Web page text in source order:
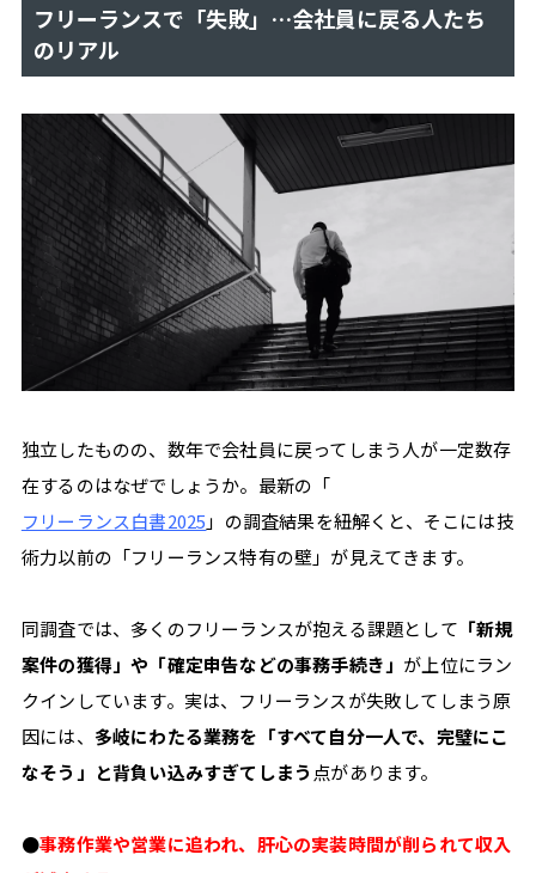
リ
ア
ッ
ズ
OTHERS
#
収
入
#
タ
ビ
ー
#
ラ
ス
フリーランスで「失敗」…会社員に戻る人たち
のリアル
独立したものの、数年で会社員に戻ってしまう人が一定数存
在するのはなぜでしょうか。最新の「
フリーランス白書2025 」の調査結果を紐解くと、そこには技
術力以前の「フリーランス特有の壁」が見えてきます。
同調査では、多くのフリーランスが抱える課題として 「新規
案件の獲得」や「確定申告などの事務手続き」 が上位にラン
クインしています。実は、フリーランスが失敗してしまう原
因には、 多岐にわたる業務を「すべて自分一人で、完璧にこ
なそう」と背負い込みすぎてしまう 点があります。
●事務作業や営業に追われ、肝心の実装時間が削られて収入